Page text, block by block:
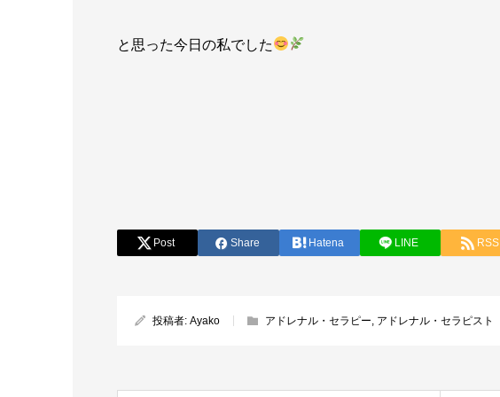
と思った今日の私でした
Post Share Hatena LINE RSS
投稿者: Ayako アドレナル・セラピー アドレナル・セラピスト